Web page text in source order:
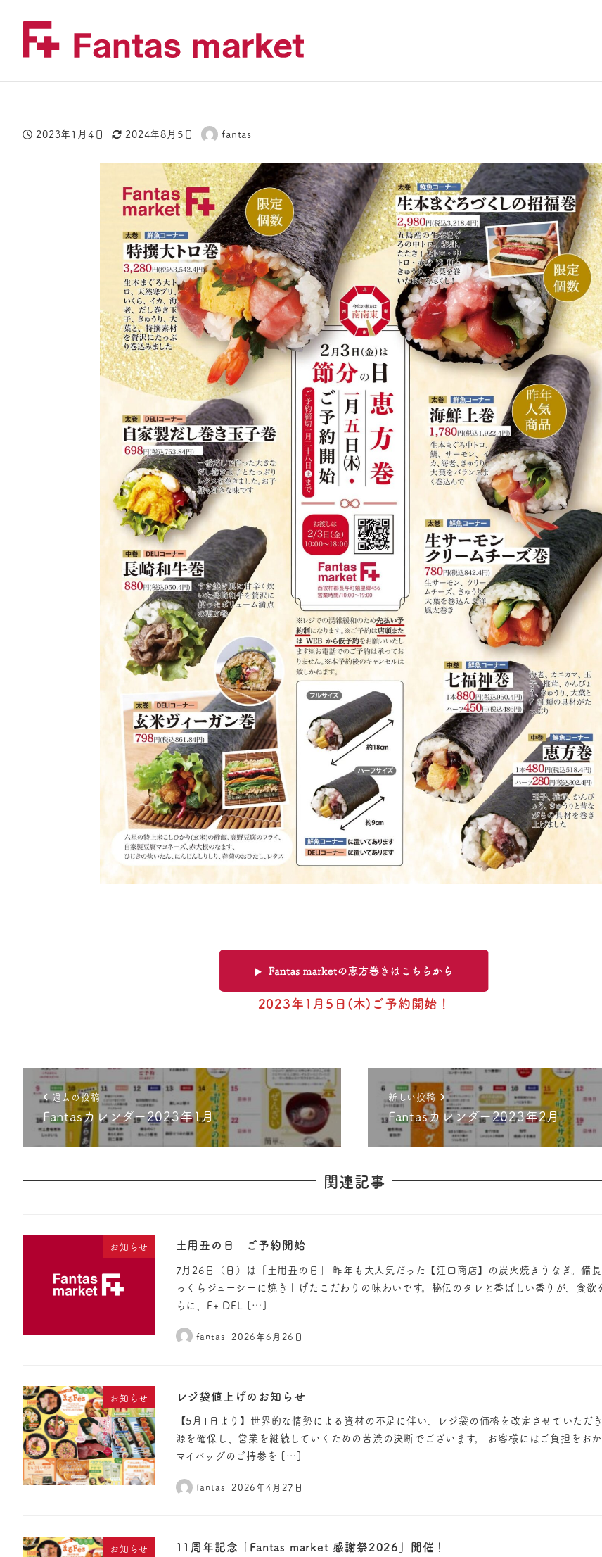
投稿日
2023年1月4日
更新日
2024年8月5日
著
fantas
2023年1月5日(木)ご予約開始！
過去の投稿
Fantasカレンダー2023年1月
新しい投稿
Fantasカレンダー2023年2月
関連記事
お知らせ 土用丑の日 ご予約開始
7月26日（日）は「土用丑の日」 昨年も大人気だった【江口商店】の炭火焼きうなぎ。備
っくらジューシーに焼き上げたこだわりの味わいです。秘伝のタレと香ばしい香りが、食欲
らに、F+ DEL […]
fantas 2026年6月26日
お知らせ レジ袋値上げのお知らせ
【5月1日より】世界的な情勢による資材の不足に伴い、レジ袋の価格を改定させていただ
源を確保し、営業を継続していくための苦渋の決断でございます。 お客様にはご負担をおか
マイバッグのご持参を […]
fantas 2026年4月27日
お知らせ 11周年記念「Fantas market 感謝祭2026」開催！